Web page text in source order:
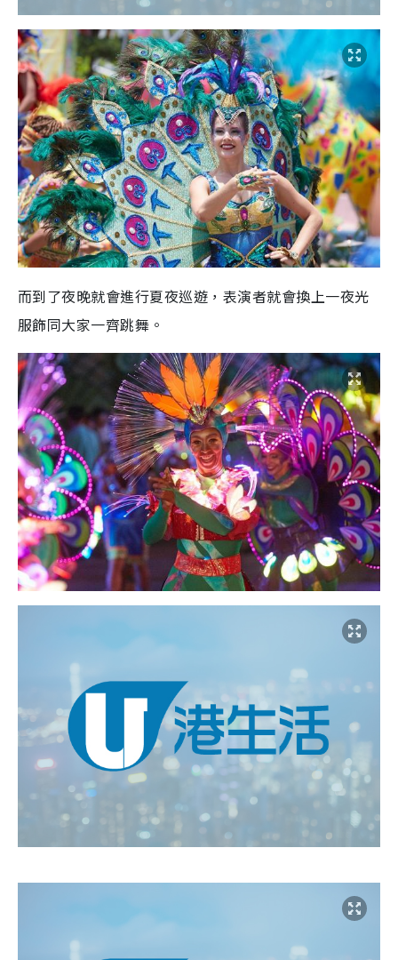
而到了夜晚就會進行夏夜巡遊，表演者就會換上一夜光
服飾同大家一齊跳舞 。